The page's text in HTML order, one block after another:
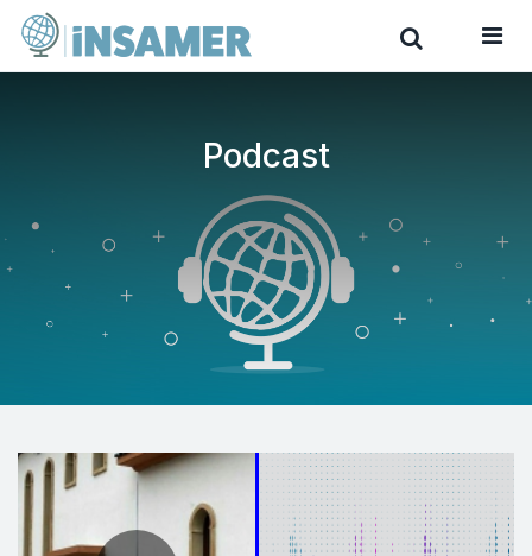
Podcast